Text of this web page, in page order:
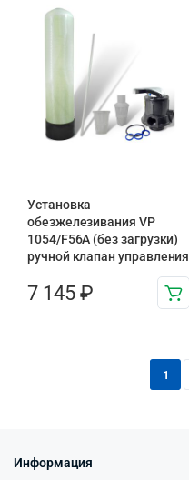
Установка
обезжелезивания VP
1054/F56A (без загрузки)
ручной клапан управления
7 145 ₽
1
Информация